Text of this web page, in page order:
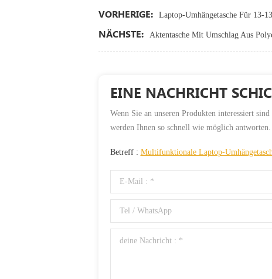
VORHERIGE: Laptop-Umhängetasche Für 13-
NÄCHSTE: Aktentasche Mit Umschlag Aus
EINE NACHRICHT
Wenn Sie an unseren Produkten interessiert
werden Ihnen so schnell wie möglich antworten.
Betreff : Multifunktionale Laptop-